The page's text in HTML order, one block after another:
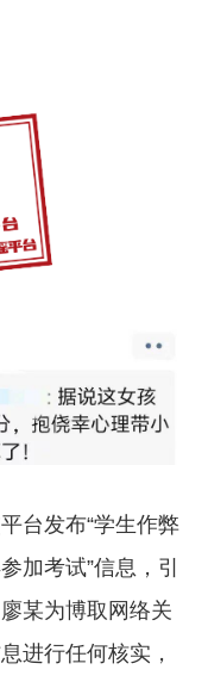
台发布“学生作弊
加考试”信息，引
某为博取网络关
进行任何核实，